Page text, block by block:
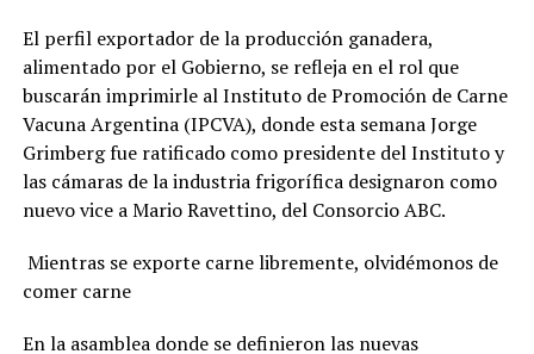
El perfil exportador de la producción ganadera,
alimentado por el Gobierno, se refleja en el rol que
buscarán imprimirle al Instituto de Promoción de Carne
Vacuna Argentina (IPCVA), donde esta semana Jorge
Grimberg fue ratificado como presidente del Instituto y
las cámaras de la industria frigorífica designaron como
nuevo vice a Mario Ravettino, del Consorcio ABC.
Mientras se exporte carne libremente, olvidémonos de
comer carne
En la asamblea donde se definieron las nuevas